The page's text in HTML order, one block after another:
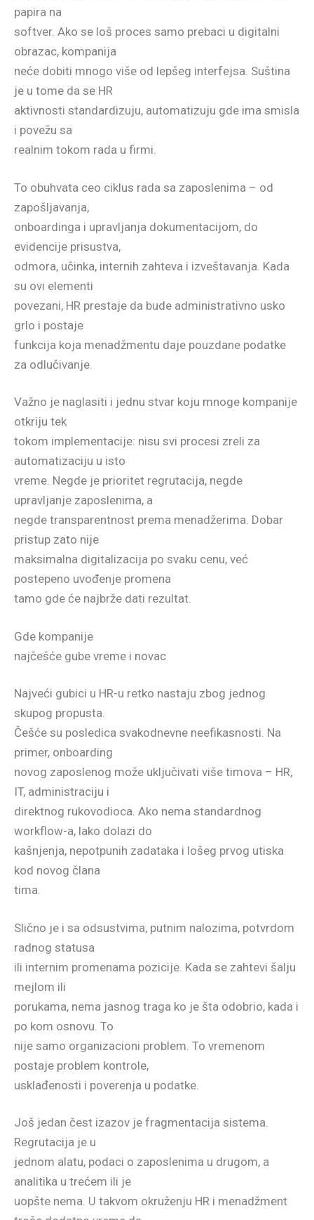
papira na
softver. Ako se loš proces samo prebaci u digitalni
obrazac, kompanija
neće dobiti mnogo više od lepšeg interfejsa. Suština
je u tome da se HR
aktivnosti standardizuju, automatizuju gde ima smisla
i povežu sa
realnim tokom rada u firmi.
To obuhvata ceo ciklus rada sa zaposlenima – od
zapošljavanja,
onboardinga i upravljanja dokumentacijom, do
evidencije prisustva,
odmora, učinka, internih zahteva i izveštavanja. Kada
su ovi elementi
povezani, HR prestaje da bude administrativno usko
grlo i postaje
funkcija koja menadžmentu daje pouzdane podatke
za odlučivanje.
Važno je naglasiti i jednu stvar koju mnoge kompanije
otkriju tek
tokom implementacije: nisu svi procesi zreli za
automatizaciju u isto
vreme. Negde je prioritet regrutacija, negde
upravljanje zaposlenima, a
negde transparentnost prema menadžerima. Dobar
pristup zato nije
maksimalna digitalizacija po svaku cenu, već
postepeno uvođenje promena
tamo gde će najbrže dati rezultat.
Gde kompanije
najčešće gube vreme i novac
Najveći gubici u HR-u retko nastaju zbog jednog
skupog propusta.
Češće su posledica svakodnevne neefikasnosti. Na
primer, onboarding
novog zaposlenog može uključivati više timova – HR,
IT, administraciju i
direktnog rukovodioca. Ako nema standardnog
workflow-a, lako dolazi do
kašnjenja, nepotpunih zadataka i lošeg prvog utiska
kod novog člana
tima.
Slično je i sa odsustvima, putnim nalozima, potvrdom
radnog statusa
ili internim promenama pozicije. Kada se zahtevi šalju
mejlom ili
porukama, nema jasnog traga ko je šta odobrio, kada i
po kom osnovu. To
nije samo organizacioni problem. To vremenom
postaje problem kontrole,
usklađenosti i poverenja u podatke.
Još jedan čest izazov je fragmentacija sistema.
Regrutacija je u
jednom alatu, podaci o zaposlenima u drugom, a
analitika u trećem ili je
uopšte nema. U takvom okruženju HR i menadžment